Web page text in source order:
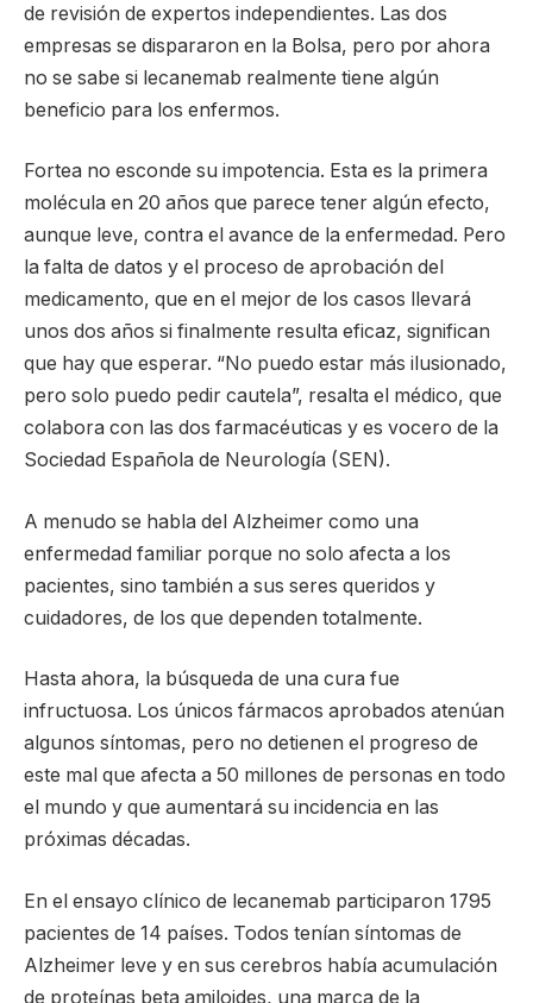
de revisión de expertos independientes. Las dos
empresas se dispararon en la Bolsa, pero por ahora
no se sabe si lecanemab realmente tiene algún
beneficio para los enfermos.
Fortea no esconde su impotencia. Esta es la primera
molécula en 20 años que parece tener algún efecto,
aunque leve, contra el avance de la enfermedad. Pero
la falta de datos y el proceso de aprobación del
medicamento, que en el mejor de los casos llevará
unos dos años si finalmente resulta eficaz, significan
que hay que esperar. “No puedo estar más ilusionado,
pero solo puedo pedir cautela”, resalta el médico, que
colabora con las dos farmacéuticas y es vocero de la
Sociedad Española de Neurología (SEN).
A menudo se habla del Alzheimer como una
enfermedad familiar porque no solo afecta a los
pacientes, sino también a sus seres queridos y
cuidadores, de los que dependen totalmente.
Hasta ahora, la búsqueda de una cura fue
infructuosa. Los únicos fármacos aprobados atenúan
algunos síntomas, pero no detienen el progreso de
este mal que afecta a 50 millones de personas en todo
el mundo y que aumentará su incidencia en las
próximas décadas.
En el ensayo clínico de lecanemab participaron 1795
pacientes de 14 países. Todos tenían síntomas de
Alzheimer leve y en sus cerebros había acumulación
de proteínas beta amiloides, una marca de la